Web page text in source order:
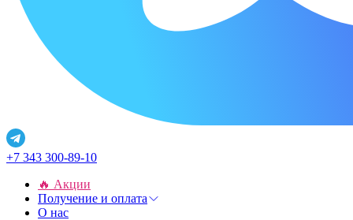
+7 343 300-89-10
🔥 Акции
Получение и оплата
О нас